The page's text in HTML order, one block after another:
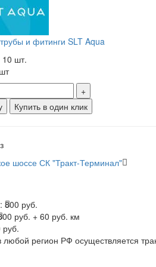
и фитинги SLT Aqua
10 шт.
+
Купить в один клик
шоссе СК "Тракт-Терминал"
800 руб.
руб. + 60 руб. км
руб.
любой регион РФ осуществляется